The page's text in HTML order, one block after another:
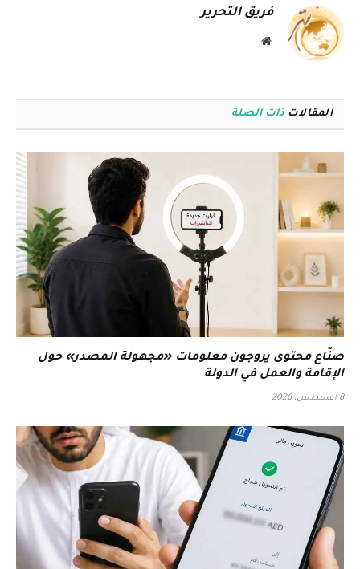
فريق التحرير
موقع
المقالات ذات الصلة
صنّاع محتوى يروجون معلومات «مجهولة المصدر» حول
الإقامة والعمل في الدولة
8 أغسطس، 2026